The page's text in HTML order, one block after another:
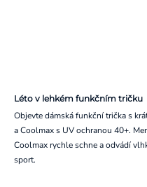
Léto v lehkém funkčním tričku
Objevte dámská funkční trička s
a Coolmax s UV ochranou 40+.
Coolmax rychle schne a odvádí
sport.